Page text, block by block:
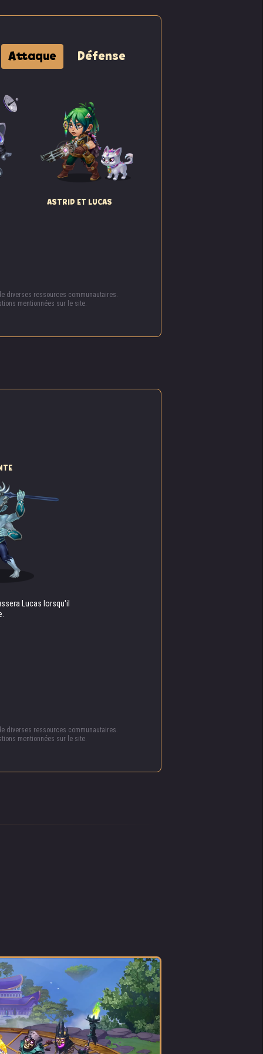
elle
Ils
de
en
que
la
Attaque Défense
ASTRID ET LUCAS
diverses ressources communautaires.
mentionnées sur le site.
Lucas lorsqu'il
diverses ressources communautaires.
mentionnées sur le site.